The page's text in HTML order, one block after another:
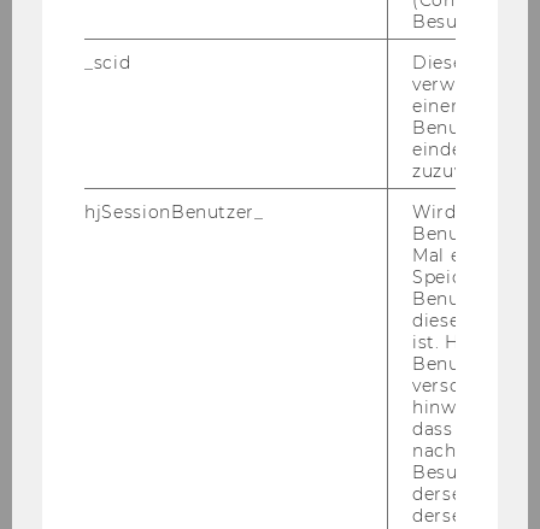
Be­stau­nen Sie Som­mer­feen und Licht­
we­sen, die auf dem Cam­pus un­ter­wegs
Lena Schaur live on Stage
Besuchers.
_scid
Dieses
verwendet,
einem/einer
Benutzer*in
eindeutige ID
zuzuweisen
hjSessionBenutzer_
Wird gesetzt,
Benutzer
Mal eine
Speichert die
Benutzer-ID,
diese Seite
ist. Hotjar
Benutzer
verschiedene
hinweg.Stellt
dass Daten
Besuchen auf
derselben
derselben